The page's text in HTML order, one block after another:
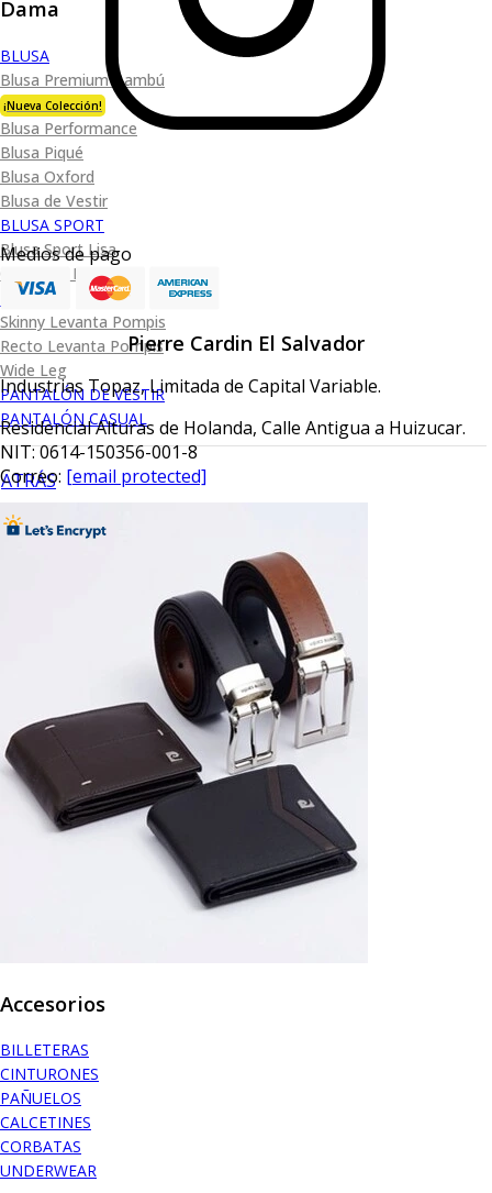
Dama
BLUSA
Blusa Premium Bambú
¡Nueva Colección!
Blusa Performance
Blusa Piqué
Blusa Oxford
Blusa de Vestir
BLUSA SPORT
Blusa Sport Lisa
Camiseta Lisa
JEANS
Skinny Levanta Pompis
Recto Levanta Pompis
Wide Leg
PANTALÓN DE VESTIR
PANTALÓN CASUAL
ATRÁS
Accesorios
BILLETERAS
CINTURONES
PAÑUELOS
CALCETINES
CORBATAS
UNDERWEAR
Medios de pago
Pierre Cardin El Salvador
Industrias Topaz, Limitada de Capital Variable.
Residencial Alturas de Holanda, Calle Antigua a Huizucar.
NIT: 0614-150356-001-8
Correo: [email protected]